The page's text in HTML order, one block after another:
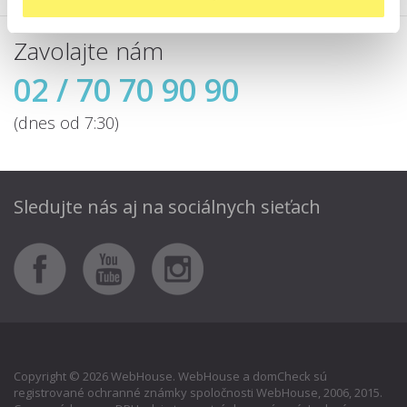
Zavolajte nám
02 / 70 70 90 90
(dnes od 7:30)
Sledujte nás aj na sociálnych sieťach
Copyright © 2026 WebHouse. WebHouse a domCheck sú
registrované ochranné známky spoločnosti WebHouse, 2006, 2015.